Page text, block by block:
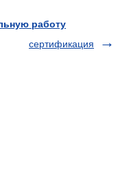
работу
сертификация